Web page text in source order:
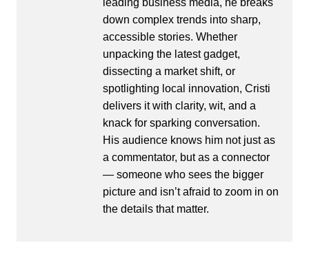
leading business media, he breaks
down complex trends into sharp,
accessible stories. Whether
unpacking the latest gadget,
dissecting a market shift, or
spotlighting local innovation, Cristi
delivers it with clarity, wit, and a
knack for sparking conversation.
His audience knows him not just as
a commentator, but as a connector
— someone who sees the bigger
picture and isn’t afraid to zoom in on
the details that matter.